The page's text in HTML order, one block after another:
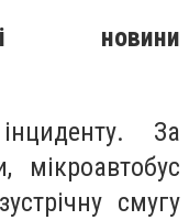
новини
За
мікроавтобус
смугу